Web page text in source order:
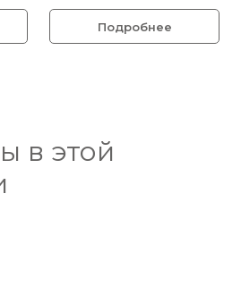
Подробнее
в этой